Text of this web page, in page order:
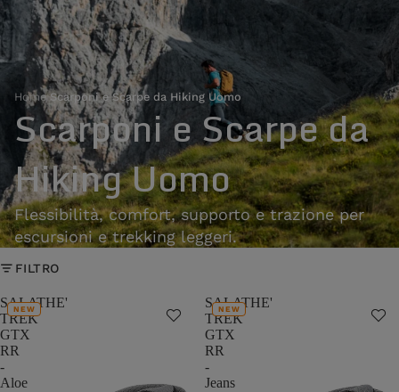
Home›Scarponi e Scarpe da Hiking Uomo
Scarponi e Scarpe da
Hiking Uomo
Flessibilità, comfort, supporto e trazione per
escursioni e trekking leggeri.
FILTRO
SALATHE'
TREK
GTX
RR
-
Aloe
NEW
SALATHE'
TREK
GTX
RR
-
Jeans
NEW